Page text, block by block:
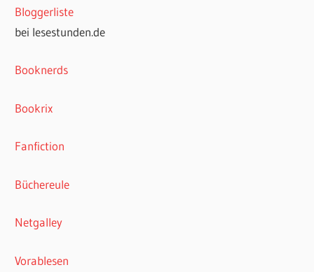
Bloggerliste
bei lesestunden.de
Booknerds
Bookrix
Fanfiction
Büchereule
Netgalley
Vorablesen